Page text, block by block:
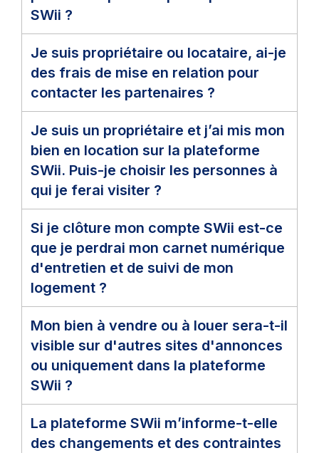
SWii ?
Je suis propriétaire ou locataire, ai-je
des frais de mise en relation pour
contacter les partenaires ?
Je suis un propriétaire et j’ai mis mon
bien en location sur la plateforme
SWii. Puis-je choisir les personnes à
qui je ferai visiter ?
Si je clôture mon compte SWii est-ce
que je perdrai mon carnet numérique
d'entretien et de suivi de mon
logement ?
Mon bien à vendre ou à louer sera-t-il
visible sur d'autres sites d'annonces
ou uniquement dans la plateforme
SWii ?
La plateforme SWii m’informe-t-elle
des changements et des contraintes